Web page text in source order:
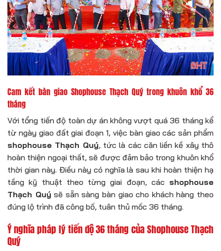
Cam kết bàn giao Shophouse Thạch Quý trong khuôn khổ 36
tháng
Với tổng tiến độ toàn dự án không vượt quá 36 tháng kể
từ ngày giao đất giai đoạn 1, việc bàn giao các sản phẩm
shophouse Thạch Quý, tức là các căn liền kề xây thô
hoàn thiện ngoại thất, sẽ được đảm bảo trong khuôn khổ
thời gian này. Điều này có nghĩa là sau khi hoàn thiện hạ
tầng kỹ thuật theo từng giai đoạn, các shophouse
Thạch Quý sẽ sẵn sàng bàn giao cho khách hàng theo
đúng lộ trình đã công bố, tuân thủ mốc 36 tháng.
Ý nghĩa pháp lý tiến độ 36 tháng của Shophouse Thạch
Quý